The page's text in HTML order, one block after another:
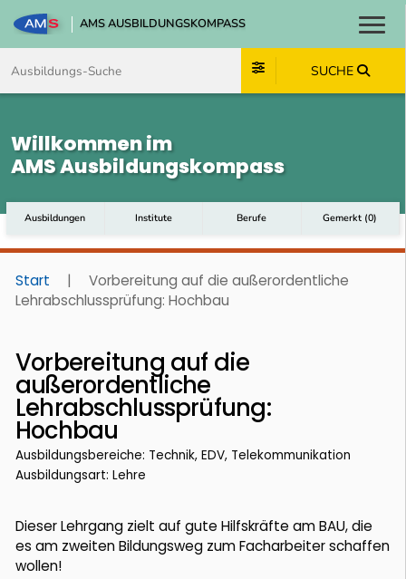
AMS AUSBILDUNGSKOMPASS
SUCHE
Willkommen im
AMS Ausbildungskompass
Ausbildungen Institute Berufe Gemerkt (0)
Start |
Vorbereitung auf die außerordentliche
Lehrabschlussprüfung: Hochbau
Vorbereitung auf die
außerordentliche
Lehrabschlussprüfung:
Hochbau
Ausbildungsbereiche: Technik, EDV, Telekommunikation
Ausbildungsart: Lehre
Dieser Lehrgang zielt auf gute Hilfskräfte am BAU, die
es am zweiten Bildungsweg zum Facharbeiter schaffen
wollen!